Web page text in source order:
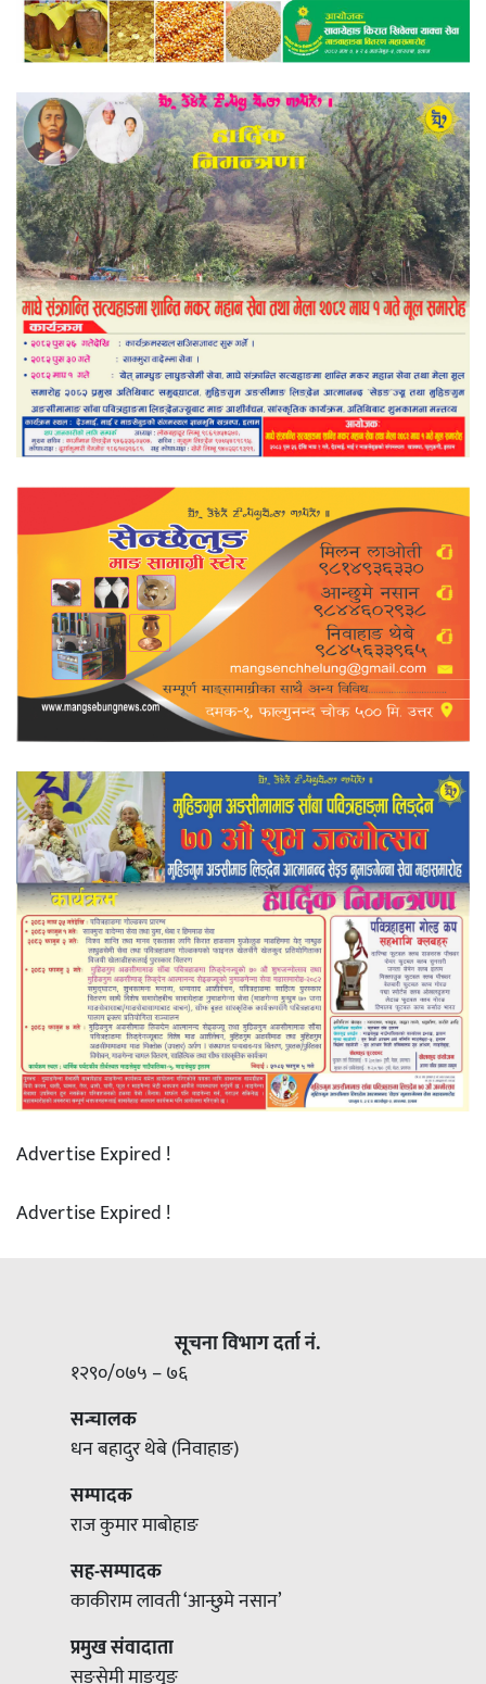
Advertise Expired !
Advertise Expired !
सूचना विभाग दर्ता नं.
१२९०/०७५ – ७६
सन्चालक
धन बहादुर थेबे (निवाहाङ)
सम्पादक
राज कुमार माबोहाङ
सह-सम्पादक
काकीराम लावती ‘आन्छुमे नसान’
प्रमुख संवादाता
सङसेमी माङयुङ